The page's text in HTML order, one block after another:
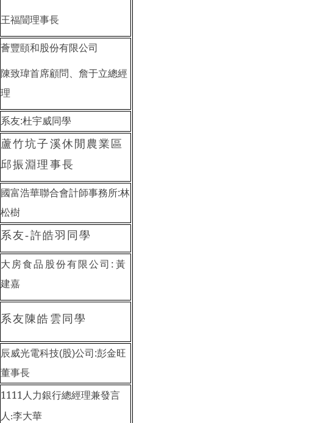
王福闓理事長
薈豐頤和股份有限公司
陳致瑋首席顧問、詹于立總經
理
系友:杜宇威同學
蘆竹坑子溪休閒農業區
邱振淵理事長
國富浩華聯合會計師事務所:林
松樹
系友-許皓羽同學
大房食品股份有限公司: 黃
建嘉
系友陳皓雲同學
辰威光電科技(股)公司:彭金旺
董事長
1111人力銀行總經理兼發言
人:李大華